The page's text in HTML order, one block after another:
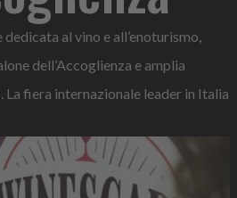
dedicata al vino e all’enoturismo,
dell’Accoglienza e amplia
La fiera internazionale leader in Italia